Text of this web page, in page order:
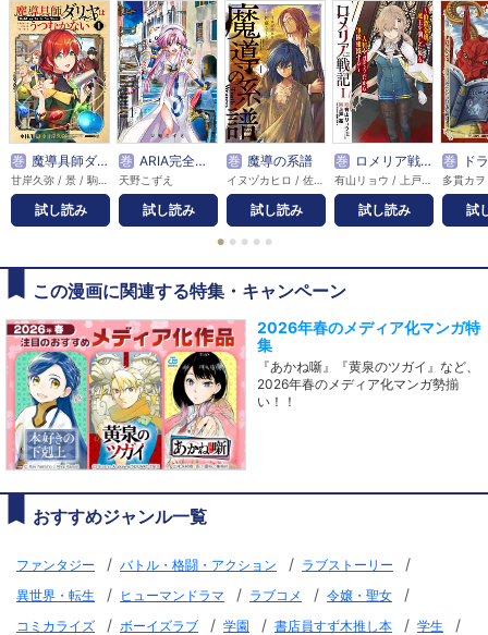
巻 魔導具師ダリヤはうつむかない ～Dahliya Wilts No More～
試し読み
巻 ARIA完全版 [ARIA The MASTERPIECE]
天野こずえ
試し読み
巻 魔導の系譜
試し読み
巻 ロメリア戦記～伯爵令嬢、魔王を倒した後も人類やばそうだから軍隊組織する～
試し読み
巻 ドラ
多貫カ
試
● ● ● ● ●
この漫画に関連する特集・キャンペーン
2026年春のメディア化マンガ特
集
『あかね噺』『黄泉のツガイ』など、
2026年春のメディア化マンガ勢揃
い！！
おすすめジャンル一覧
ファンタジー / バトル・格闘・アクション / ラブストーリー /
異世界・転生 / ヒューマンドラマ / ラブコメ / 令嬢・聖女 /
コミカライズ / ボーイズラブ / 学園 / 書店員すず木推し本 / 学生 /